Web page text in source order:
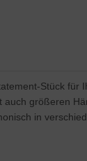
Stück
größeren
in